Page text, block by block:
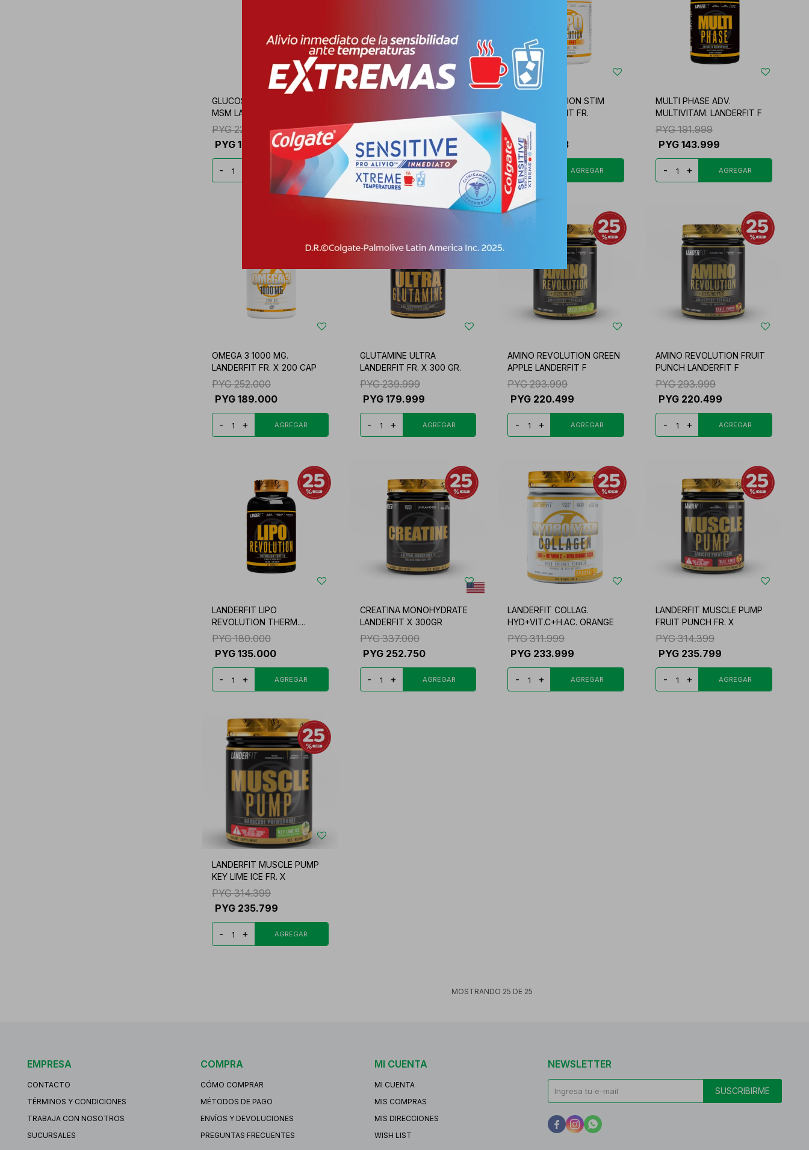
GLUCOSAMINE Y CHOND. W/
MSM LANDERFIT FR
PYG 227.999
PYG 170.999
-
HYD+VIT.C+H. AC. LEMON
PYG 233.999
- +
LIPO REVOLUTION STIM
FREE LANDERFIT FR.
PYG
174.750
PYG
131.063
-
MULTI PHASE ADV.
MULTIVITAM. LANDERFIT F
PYG 191.999
PYG 143.999
- +
OMEGA 3 1000 MG.
LANDERFIT FR. X 200 CAP
PYG 252.000
PYG 189.000
- +
GLUTAMINE ULTRA
LANDERFIT FR. X 300 GR.
PYG 239.999
PYG 179.999
- +
AMINO REVOLUTION GREEN
APPLE LANDERFIT F
PYG 293.999
PYG 220.499
- +
AMINO REVOLUTION FRUIT
PUNCH LANDERFIT F
PYG 293.999
PYG 220.499
- +
LANDERFIT LIPO
REVOLUTION THERM.
FR.X60
PYG 180.000
PYG 135.000
- +
CREATINA MONOHYDRATE
LANDERFIT X 300GR
PYG 337.000
PYG 252.750
- +
LANDERFIT COLLAG.
HYD+VIT.C+H.AC. ORANGE
PYG 311.999
PYG 233.999
- +
LANDERFIT MUSCLE PUMP
FRUIT PUNCH FR. X
PYG 314.399
PYG 235.799
- +
LANDERFIT MUSCLE PUMP
KEY LIME ICE FR. X
PYG 314.399
PYG 235.799
- +
MOSTRANDO 25 DE 25
EMPRESA
CONTACTO
TÉRMINOS Y CONDICIONES
TRABAJA CON NOSOTROS
SUCURSALES
COMPRA
CÓMO COMPRAR
MÉTODOS DE PAGO
ENVÍOS Y DEVOLUCIONES
PREGUNTAS FRECUENTES
MI CUENTA
MI CUENTA
MIS COMPRAS
MIS DIRECCIONES
WISH LIST
NEWSLETTER
SUSCRIBIRME
  